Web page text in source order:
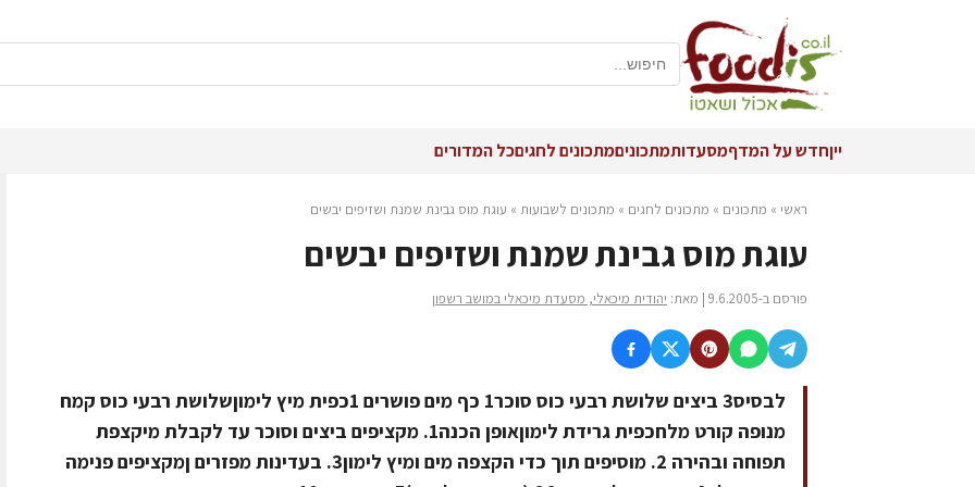
ייןחדש על המדףמסעדותמתכוניםמתכונים לחגיםכל המדורים
ראשי » מתכונים » מתכונים לחגים » מתכונים לשבועות » עוגת מוס גבינת שמנת ושזיפים יבשים
עוגת מוס גבינת שמנת ושזיפים יבשים
פורסם ב-9.6.2005 | מאת: יהודית מיכאלי, מסעדת מיכאלי במושב רשפון
לבסיס3 ביצים שלושת רבעי כוס סוכר1 כף מים פושרים 1כפית מיץ לימוןשלושת רבעי כוס קמח
מנופה קורט מלחכפית גרידת לימוןאופן הכנה1. מקציפים ביצים וסוכר עד לקבלת מיקצפת
תפוחה ובהירה 2. מוסיפים תוך כדי הקצפה מים ומיץ לימון3. בעדינות מפזרים ןמקציפים פנימה